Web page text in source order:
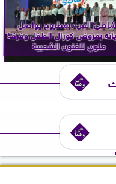
الفن» بمطروح يواصل
بعروض كورال الطفل وفرقة
ملوي للفنون الشعبية